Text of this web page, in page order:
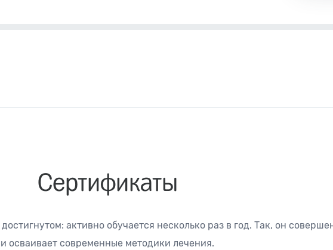
Сертификаты
активно обучается несколько раз в год. Так, он
и осваивает современные методики лечения.